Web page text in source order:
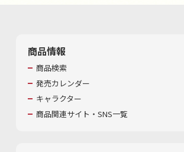
商品情報
商品検索
発売カレンダー
キャラクター
商品関連サイト・SNS一覧